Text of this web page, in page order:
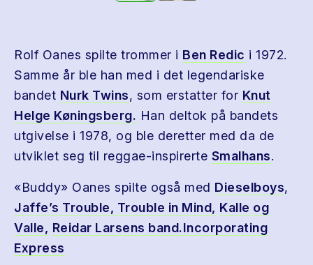
Rolf Oanes spilte trommer i Ben Redic i 1972.
Samme år ble han med i det legendariske
bandet Nurk Twins, som erstatter for Knut
Helge Køningsberg. Han deltok på bandets
utgivelse i 1978, og ble deretter med da de
utviklet seg til reggae-inspirerte Smalhans.
«Buddy» Oanes spilte også med Dieselboys,
Jaffe’s Trouble, Trouble in Mind, Kalle og
Valle, Reidar Larsens band.Incorporating
Express